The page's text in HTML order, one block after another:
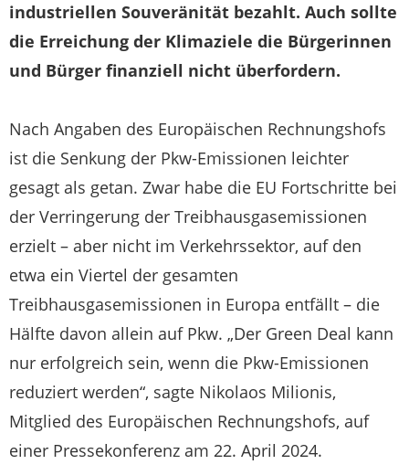
industriellen Souveränität bezahlt. Auch sollte
die Erreichung der Klimaziele die Bürgerinnen
und Bürger finanziell nicht überfordern.
Nach Angaben des Europäischen Rechnungshofs
ist die Senkung der Pkw-Emissionen leichter
gesagt als getan. Zwar habe die EU Fortschritte bei
der Verringerung der Treibhausgasemissionen
erzielt – aber nicht im Verkehrssektor, auf den
etwa ein Viertel der gesamten
Treibhausgasemissionen in Europa entfällt – die
Hälfte davon allein auf Pkw. „Der Green Deal kann
nur erfolgreich sein, wenn die Pkw-Emissionen
reduziert werden“, sagte Nikolaos Milionis,
Mitglied des Europäischen Rechnungshofs, auf
einer Pressekonferenz am 22. April 2024.